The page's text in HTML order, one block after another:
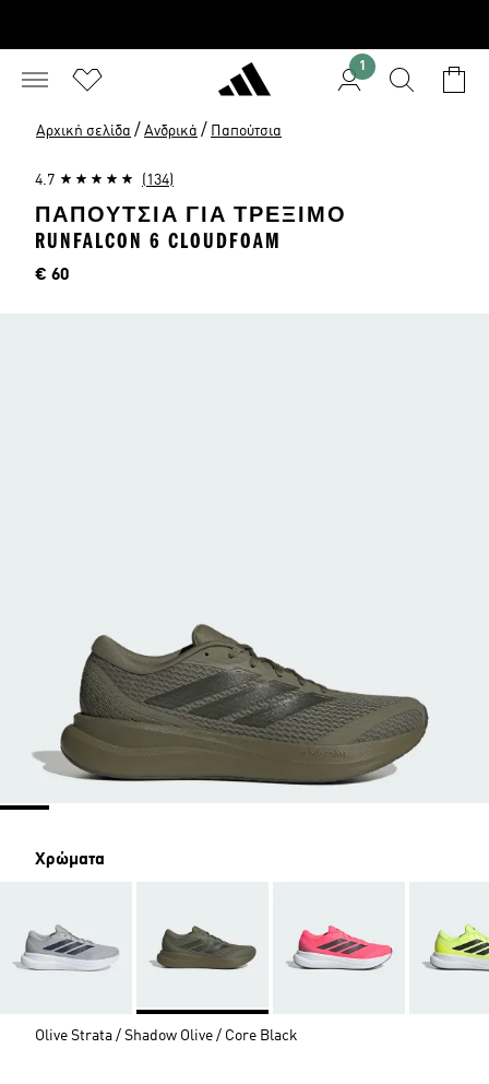
1
Αρχική σελίδα / Ανδρικά / Παπούτσια
4.7 (134)
ΠΑΠΟΎΤΣΙΑ ΓΙΑ ΤΡΈΞΙΜΟ
RUNFALCON 6 CLOUDFOAM
Τιμή
€ 60
Χρώματα
Olive Strata / Shadow Olive / Core Black